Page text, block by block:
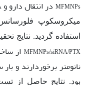
MFMNPs در انتقال دارو و
میکروسکوپ
استفاده گردید. نتایج
MFMNPs/siRNA/PTX
نانومتر برخوردارند و بار
بود. نتایج حاصل از